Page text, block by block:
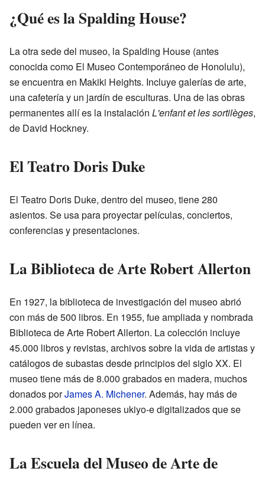
¿Qué es la Spalding House?
La otra sede del museo, la Spalding House (antes
conocida como El Museo Contemporáneo de Honolulu),
se encuentra en Makiki Heights. Incluye galerías de arte,
una cafetería y un jardín de esculturas. Una de las obras
permanentes allí es la instalación L'enfant et les sortilèges,
de David Hockney.
El Teatro Doris Duke
El Teatro Doris Duke, dentro del museo, tiene 280
asientos. Se usa para proyectar películas, conciertos,
conferencias y presentaciones.
La Biblioteca de Arte Robert Allerton
En 1927, la biblioteca de investigación del museo abrió
con más de 500 libros. En 1955, fue ampliada y nombrada
Biblioteca de Arte Robert Allerton. La colección incluye
45.000 libros y revistas, archivos sobre la vida de artistas y
catálogos de subastas desde principios del siglo XX. El
museo tiene más de 8.000 grabados en madera, muchos
donados porJames A. Michener. Además, hay más de
2.000 grabados japoneses ukiyo-e digitalizados que se
pueden ver en línea.
La Escuela del Museo de Arte de